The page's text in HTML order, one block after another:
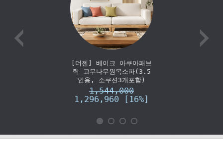
[더젠] 베이크 아쿠아패브
릭 고무나무원목소파(3.5
인용, 소쿠션3개포함)
1,544,000
1,296,960 [16%]